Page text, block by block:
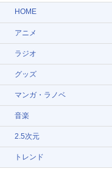
HOME
アニメ
ラジオ
グッズ
マンガ・ラノベ
音楽
2.5次元
トレンド